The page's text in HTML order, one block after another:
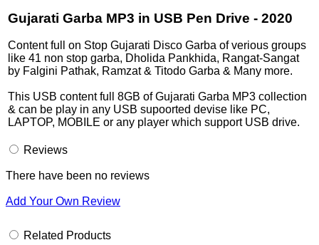
Gujarati Garba MP3 in USB Pen Drive - 2020
Content full on Stop Gujarati Disco Garba of verious groups
like 41 non stop garba, Dholida Pankhida, Rangat-Sangat
by Falgini Pathak, Ramzat & Titodo Garba & Many more.
This USB content full 8GB of Gujarati Garba MP3 collection
& can be play in any USB supoorted devise like PC,
LAPTOP, MOBILE or any player which support USB drive.
Reviews
There have been no reviews
Add Your Own Review
Related Products